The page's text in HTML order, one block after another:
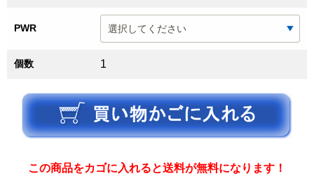
PWR
個数 1
この商品をカゴに入れると送料が無料になります！